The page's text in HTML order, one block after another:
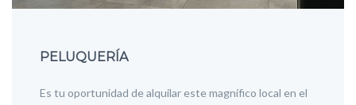
PELUQUERÍA
Es tu oportunidad de alquilar este magnífico local en el